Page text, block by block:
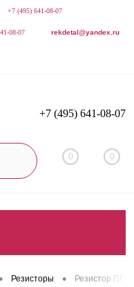
+7 (495) 641-08-07
08-07 rekdetal@yandex.ru
+7 (495) 641-08-07
0 0
Резисторы • Резистор